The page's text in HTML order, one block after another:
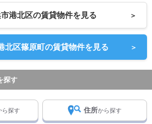
港北区の賃貸物件を見る ＞
北区篠原町の賃貸物件を見る ＞
探す
ら探す 住所から探す